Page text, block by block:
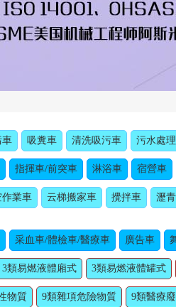
車 吸糞車 清洗吸污車 污水處
指揮車/前突車 淋浴車 宿營車
作業車 云梯搬家車 攪拌車 瀝
采血車/體檢車/醫療車 廣告車
3類易燃液體廂式 3類易燃液體罐式
物質 9類雜項危險物質 9類醫療